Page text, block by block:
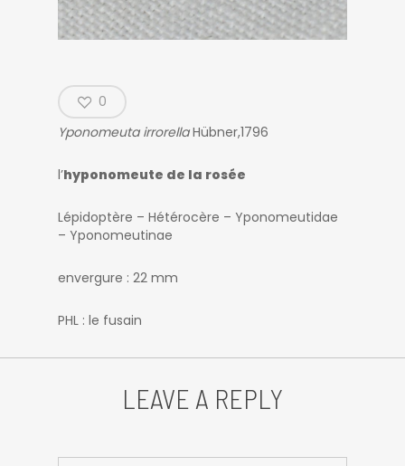
0
Yponomeuta irrorellaHübner,1796
l’hyponomeute de la rosée
Lépidoptère – Hétérocère – Yponomeutidae
– Yponomeutinae
envergure : 22 mm
PHL : le fusain
LEAVE A REPLY